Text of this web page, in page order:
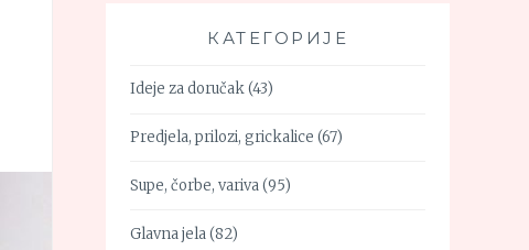
КАТЕГОРИЈЕ
Ideje za doručak(43)
Predjela, prilozi, grickalice (67)
Supe, čorbe, variva(95)
Glavna jela(82)